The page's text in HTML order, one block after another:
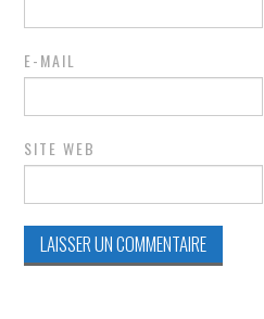
E-MAIL
SITE WEB